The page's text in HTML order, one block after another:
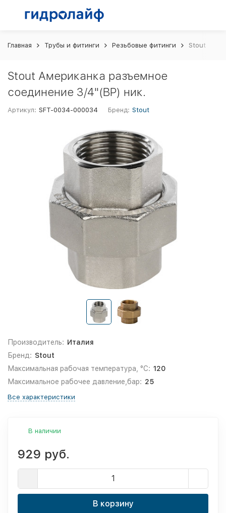
Главная Трубы и фитинги Резьбовые фитинги Stout
Stout Американка разъемное
соединение 3/4"(ВР) ник.
Артикул: SFT-0034-000034 Бренд: Stout
Производитель: Италия
Бренд: Stout
Максимальная рабочая температура, °С: 120
Максимальное рабочее давление,бар: 25
Все характеристики
В наличии
929 руб.
В корзину